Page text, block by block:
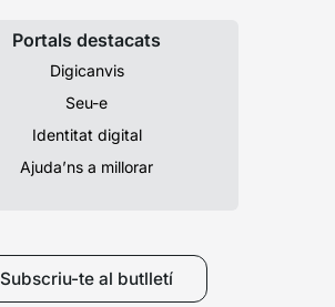
Portals destacats
Digicanvis
Seu-e
Identitat digital
Ajuda’ns a millorar
Subscriu-te al butlletí